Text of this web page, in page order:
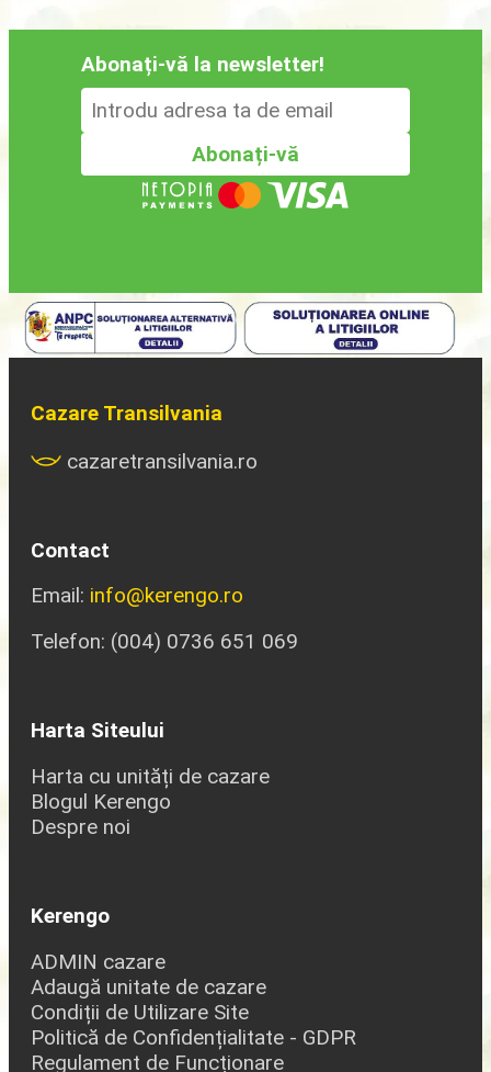
Abonați-vă la newsletter!
Cazare Transilvania
cazaretransilvania.ro
Contact
Email: info@kerengo.ro
Telefon: (004) 0736 651 069
Harta Siteului
Harta cu unități de cazare
Blogul Kerengo
Despre noi
Kerengo
ADMIN cazare
Adaugă unitate de cazare
Condiții de Utilizare Site
Politică de Confidențialitate - GDPR
Regulament de Funcționare